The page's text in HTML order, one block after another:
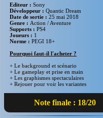
Editeur :Sony
Développeur :Quantic Dream
Date de sortie :25 mai 2018
Genre : Action / Aventure
Supports :PS4
Joueurs : 1
Norme :PEGI 18+
Pourquoi faut-il l'acheter ?
+ Le background et scénario
+ Le gameplay et prise en main
+ Les graphismes spectaculaires
+ Rejouer pour voir les variantes
Note finale : 18/20